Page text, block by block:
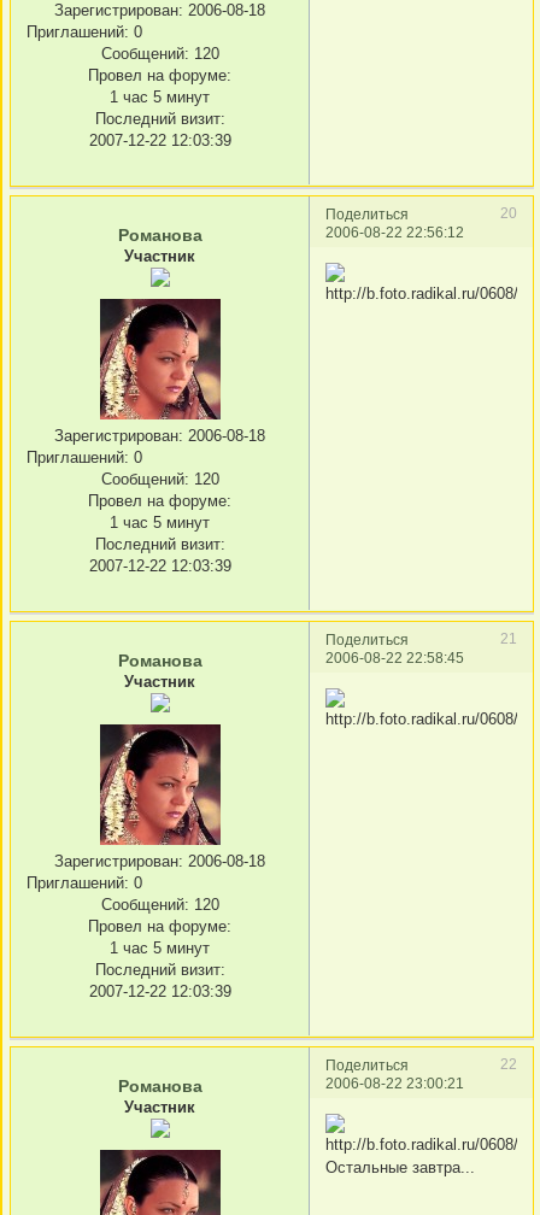
Зарегистрирован: 2006-08-18
Приглашений: 0
Сообщений: 120
Провел на форуме:
1 час 5 минут
Последний визит:
2007-12-22 12:03:39
Поделиться
20
2006-08-22 22:56:12
Романова
Участник
Зарегистрирован: 2006-08-18
Приглашений: 0
Сообщений: 120
Провел на форуме:
1 час 5 минут
Последний визит:
2007-12-22 12:03:39
Поделиться
21
2006-08-22 22:58:45
Романова
Участник
Зарегистрирован: 2006-08-18
Приглашений: 0
Сообщений: 120
Провел на форуме:
1 час 5 минут
Последний визит:
2007-12-22 12:03:39
Поделиться
22
2006-08-22 23:00:21
Романова
Участник
Остальные завтра...